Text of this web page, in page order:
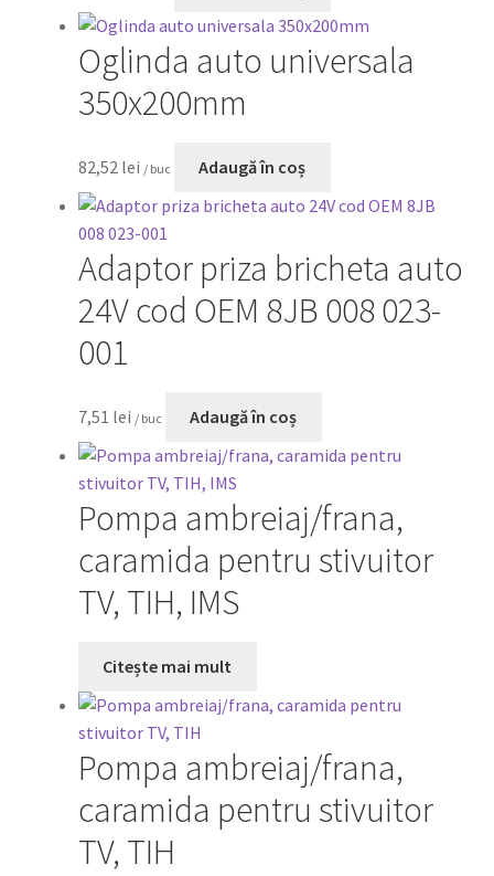
Oglinda auto universala
350x200mm
82,52 lei / buc Adaugă în coș
Adaptor priza bricheta auto
24V cod OEM 8JB 008 023-
001
7,51 lei / buc Adaugă în coș
Pompa ambreiaj/frana,
caramida pentru stivuitor
TV, TIH, IMS
Citește mai mult
Pompa ambreiaj/frana,
caramida pentru stivuitor
TV, TIH